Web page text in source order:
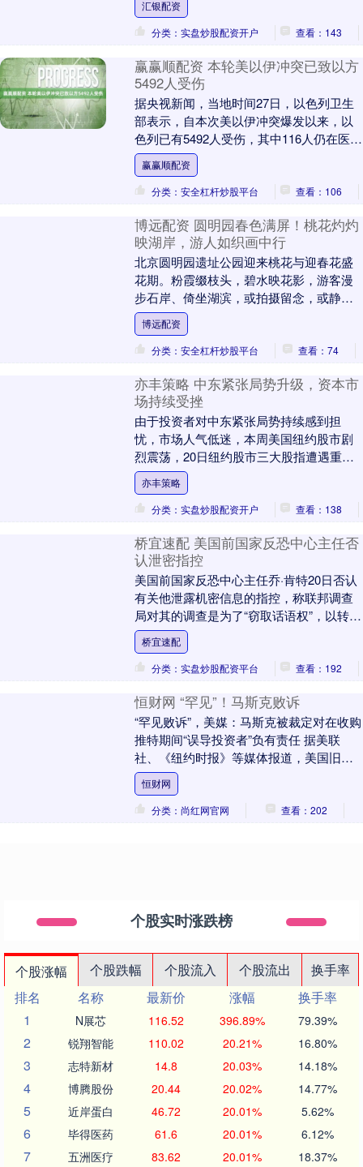
称，这是以....
汇银配资
分类：实盘炒股配资开户
查看：143
赢赢顺配资 本轮美以伊冲突已致以方
5492人受伤
据央视新闻，当地时间27日，以色列卫生
部表示，自本次美以伊冲突爆发以来，以
色列已有5492人受伤，其中116人仍在医院
接受治疗。 举报 相关阅读 从冲突到默
契，....
赢赢顺配资
分类：安全杠杆炒股平台
查看：106
博远配资 圆明园春色满屏！桃花灼灼
映湖岸，游人如织画中行
北京圆明园遗址公园迎来桃花与迎春花盛
花期。粉霞缀枝头，碧水映花影，游客漫
步石岸、倚坐湖滨，或拍摄留念，或静赏
春色，镜头中尽是盎然生机与人间烟火相
映的春日诗篇。 ....
博远配资
分类：安全杠杆炒股平台
查看：74
亦丰策略 中东紧张局势升级，资本市
场持续受挫
由于投资者对中东紧张局势持续感到担
忧，市场人气低迷，本周美国纽约股市剧
烈震荡，20日纽约股市三大股指遭遇重
挫，科技股集中的纳斯达克综合指数收盘
时跌入技术上的回调....
亦丰策略
分类：实盘炒股配资开户
查看：138
桥宜速配 美国前国家反恐中心主任否
认泄密指控
美国前国家反恐中心主任乔·肯特20日否认
有关他泄露机密信息的指控，称联邦调查
局对其的调查是为了“窃取话语权”，以转移
舆论关于美国为何对伊朗发动军事打击的
讨论。 ....
桥宜速配
分类：实盘炒股配资平台
查看：192
恒财网 “罕见”！马斯克败诉
“罕见败诉”，美媒：马斯克被裁定对在收购
推特期间“误导投资者”负有责任 据美联
社、《纽约时报》等媒体报道，美国旧金
山联邦法院陪审团当地时间20日裁定，美
国企业家....
恒财网
分类：尚红网官网
查看：202
个股实时涨跌榜
个股涨幅 个股跌幅 个股流入 个股流出
换手率
排名
名称 最新价 涨幅
换手率
1
N展芯 116.52 396.89% 79.39%
2 锐翔智能 110.02 20.21% 16.80%
3 志特新材 14.8 20.03% 14.18%
4 博腾股份 20.44 20.02% 14.77%
5 近岸蛋白 46.72 20.01% 5.62%
6 毕得医药 61.6 20.01% 6.12%
7 五洲医疗 83.62 20.01% 18.37%